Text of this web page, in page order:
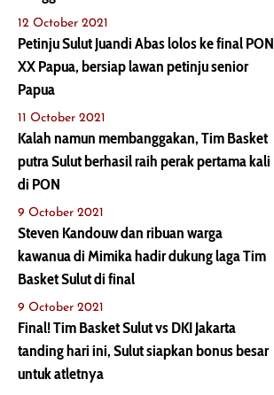
12 October 2021
Petinju Sulut Juandi Abas lolos ke final PON
XX Papua, bersiap lawan petinju senior
Papua
11 October 2021
Kalah namun membanggakan, Tim Basket
putra Sulut berhasil raih perak pertama kali
di PON
9 October 2021
Steven Kandouw dan ribuan warga
kawanua di Mimika hadir dukung laga Tim
Basket Sulut di final
9 October 2021
Final! Tim Basket Sulut vs DKI Jakarta
tanding hari ini, Sulut siapkan bonus besar
untuk atletnya